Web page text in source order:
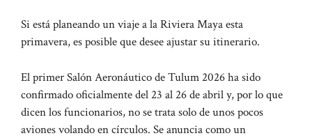
Si está planeando un viaje a la Riviera Maya esta
primavera, es posible que desee ajustar su itinerario.
El primer Salón Aeronáutico de Tulum 2026 ha sido
confirmado oficialmente del 23 al 26 de abril y, por lo que
dicen los funcionarios, no se trata solo de unos pocos
aviones volando en círculos. Se anuncia como un